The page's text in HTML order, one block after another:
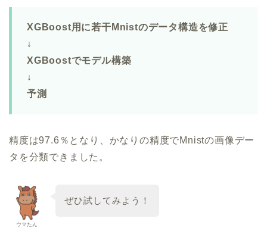
XGBoost用に若干Mnistのデータ構造を修正
↓
XGBoostでモデル構築
↓
予測
精度は97.6％となり、かなりの精度でMnistの画像デー
タを分類できました。
ウマたん
ぜひ試してみよう！